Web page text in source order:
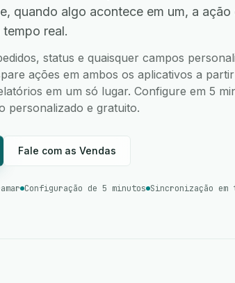
quando algo acontece em um, a
real.
status e quaisquer campos
ações em ambos os aplicativos a
em um só lugar. Configure em 5
personalizado e gratuito.
Fale com as Vendas
Configuração de 5 minutos Sincronização em